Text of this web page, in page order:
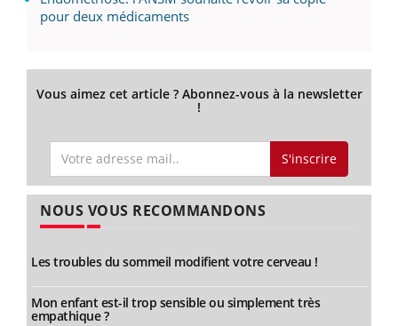
pour deux médicaments
Vous aimez cet article ? Abonnez-vous à la newsletter
!
S'inscrire
NOUS VOUS RECOMMANDONS
Les troubles du sommeil modifient votre cerveau !
Mon enfant est-il trop sensible ou simplement très
empathique ?